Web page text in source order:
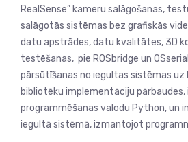
RealSense” kameru salāgošanas,
salāgotās sistēmas bez grafiskās
datu apstrādes, datu kvalitātes, 3D
testēšanas, pie ROSbridge un
pārsūtīšanas no iegultas sistēmas uz
bibliotēku implementāciju
programmēšanas valodu Python, un
iegultā sistēmā, izmantojot